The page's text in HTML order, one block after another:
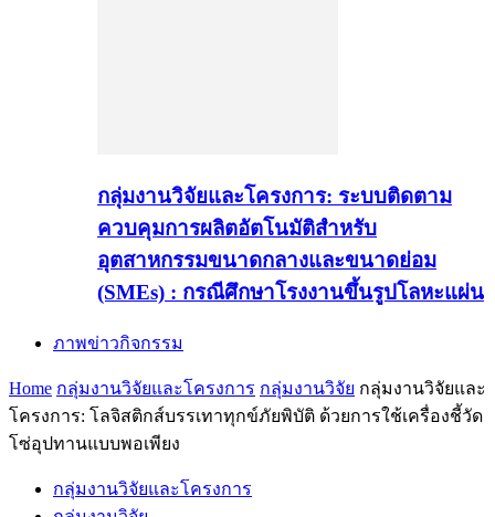
กลุ่มงานวิจัยและโครงการ: ระบบติดตาม
ควบคุมการผลิตอัตโนมัติสำหรับ
อุตสาหกรรมขนาดกลางและขนาดย่อม
(SMEs) : กรณีศึกษาโรงงานขึ้นรูปโลหะแผ่น
ภาพข่าวกิจกรรม
Home กลุ่มงานวิจัยและโครงการ กลุ่มงานวิจัย กลุ่มงานวิจัยและ
โครงการ: โลจิสติกส์บรรเทาทุกข์ภัยพิบัติ ด้วยการใช้เครื่องชี้วัด
โซ่อุปทานแบบพอเพียง
กลุ่มงานวิจัยและโครงการ